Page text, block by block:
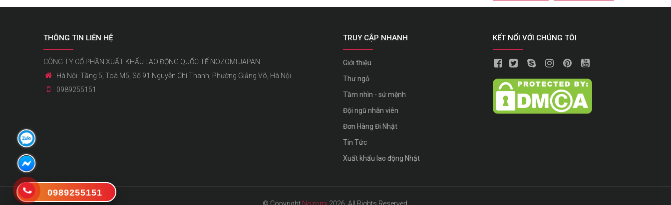
THÔNG TIN LIÊN HỆ
CÔNG TY CỔ PHẦN XUẤT KHẨU LAO ĐỘNG QUỐC TẾ NOZOMI JAPAN
Hà Nội: Tầng 5, Toà M5, Số 91 Nguyễn Chí Thanh, Phường Giảng Võ, Hà Nội
0989255151
TRUY CẬP NHANH
Giới thiệu
Thư ngỏ
Tầm nhìn - sứ mệnh
Đội ngũ nhân viên
Đơn Hàng Đi Nhật
Tin Tức
Xuất khẩu lao động Nhật
KẾT NỐI VỚI CHÚNG TÔI
0989255151